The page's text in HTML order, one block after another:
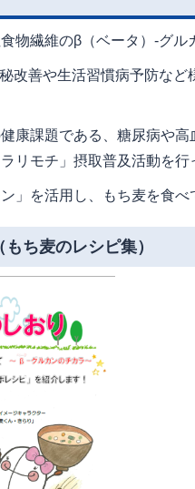
物繊維のβ（ベータ）-グル
改善や生活習慣病予防な
康課題である、糖尿病や
リモチ」摂取普及活動を行
」を活用し、もち麦を食
ち麦のレシピ集）